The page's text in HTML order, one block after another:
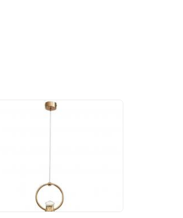
432 руб.